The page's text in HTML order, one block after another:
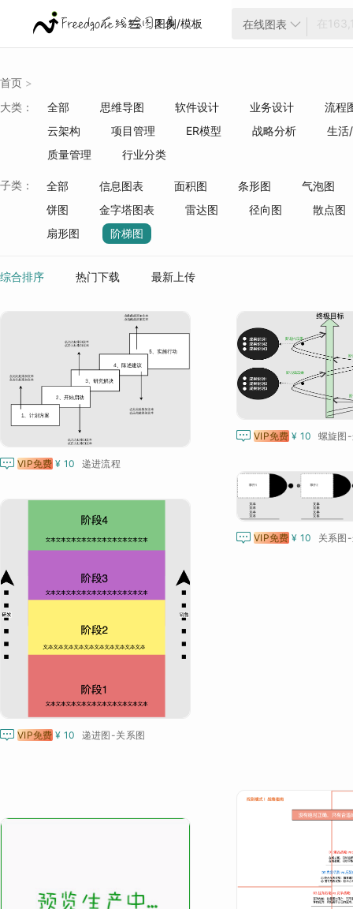
 图例/模板 在线图表 
首页 >
大类： 全部 思维导图 软件设计 业务设计
流程
云架构
项目管理 ER模型 战略分析
生活
质量管理
行业分类
子类： 全部 信息图表 面积图 条形图
气泡图
饼图
金字塔图表 雷达图 径向图
散点图
扇形图
阶梯图
综合排序 热门下载 最新上传
 VIP免费 ¥ 10 递进流程
 VIP免费 ¥ 10 螺旋图
 VIP免费 ¥ 10 关系图
 VIP免费 ¥ 10 递进图-关系图